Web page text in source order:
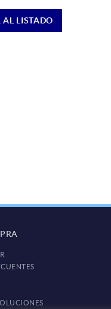
AL LISTADO